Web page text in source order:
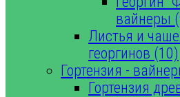
вайнеры
Листья и
георгинов (10)
Гортензия -
Гортензия